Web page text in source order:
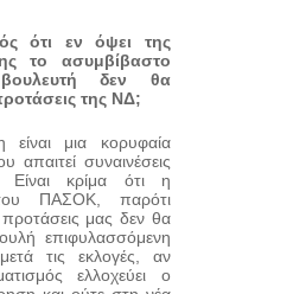
ότι εν όψει της
το ασυμβίβαστο
δεν θα
της ΝΔ;
είναι μια κορυφαία
απαιτεί συναινέσεις
Είναι κρίμα ότι η
του ΠΑΣΟΚ, παρότι
μας δεν θα
επιφυλασσόμενη
τις εκλογές, αν
ελλοχεύει ο